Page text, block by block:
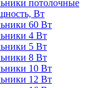
потолочные
Вт
60 Вт
4 Вт
5 Вт
8 Вт
10 Вт
12 Вт